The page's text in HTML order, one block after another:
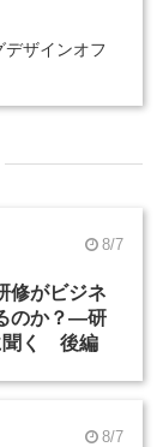
デザインオフ
8/7
修がビジネ
のか？―研
聞く 後編
8/7